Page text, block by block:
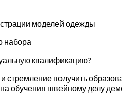
моделей одежды
набора
квалификацию?
стремление получить
обучения швейному делу